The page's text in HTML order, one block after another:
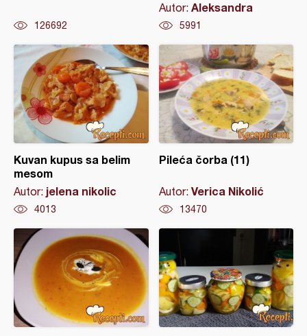
126692
Autor: Aleksandra
5991
Kuvan kupus sa belim
mesom
Autor: jelena nikolic
4013
Pileća čorba (11)
Autor: Verica Nikolić
13470